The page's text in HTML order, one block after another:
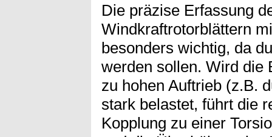
Die präzise Erfassung
Windkraftrotorblättern
besonders wichtig, da
werden sollen. Wird die
zu hohen Auftrieb (z.B.
stark belastet, führt die
Kopplung zu einer